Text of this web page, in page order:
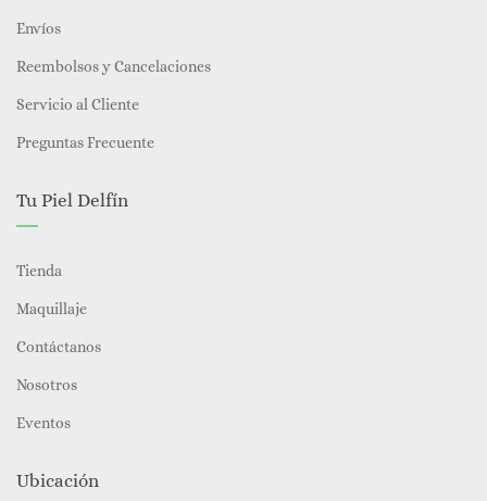
Envíos
Reembolsos y Cancelaciones
Servicio al Cliente
Preguntas Frecuente
Tu Piel Delfín
Tienda
Maquillaje
Contáctanos
Nosotros
Eventos
Ubicación